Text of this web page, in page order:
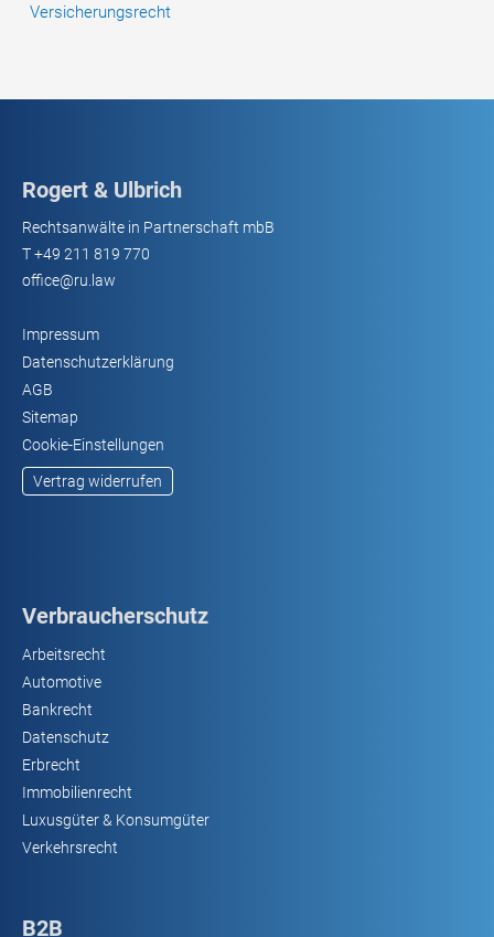
Versicherungsrecht
Rogert & Ulbrich
Rechtsanwälte in Partnerschaft mbB
T+49 211 819 770
office@ru.law
Impressum
Datenschutzerklärung
AGB
Sitemap
Cookie-Einstellungen
Vertrag widerrufen
Verbraucherschutz
Arbeitsrecht
Automotive
Bankrecht
Datenschutz
Erbrecht
Immobilienrecht
Luxusgüter & Konsumgüter
Verkehrsrecht
B2B